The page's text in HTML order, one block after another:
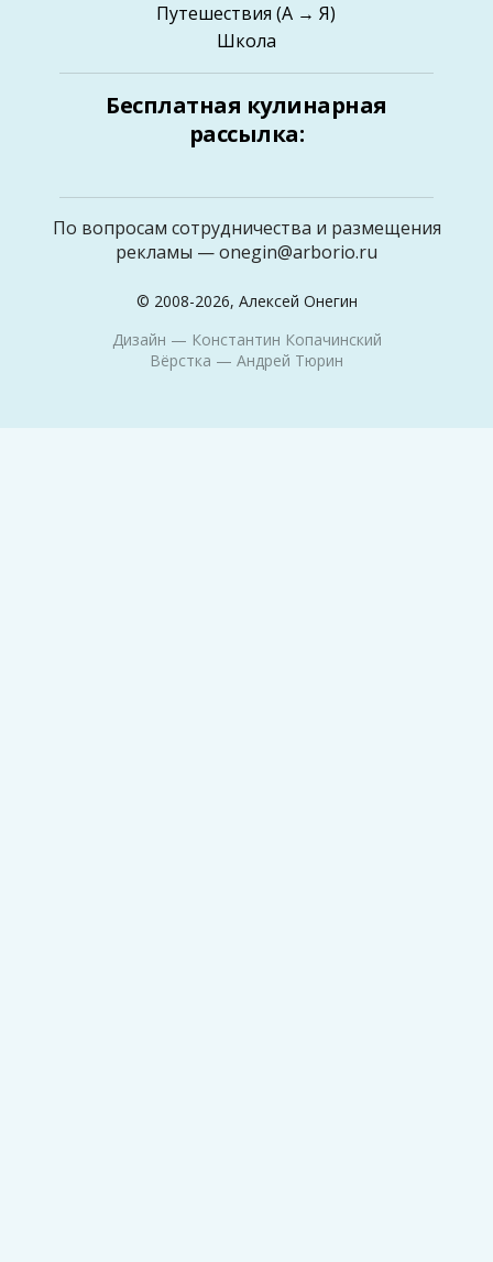
Путешествия (А → Я)
Школа
Бесплатная кулинарная
рассылка:
По вопросам сотрудничества и размещения
рекламы —onegin@arborio.ru
© 2008-2026, Алексей Онегин
Дизайн — Константин Копачинский
Вёрстка — Андрей Тюрин